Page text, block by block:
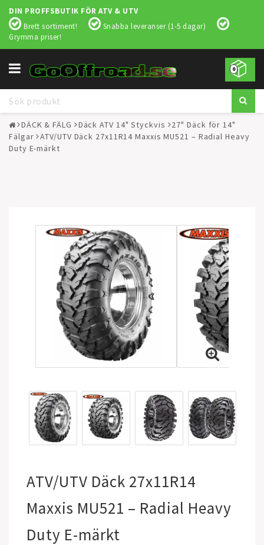
DIN PROFFSBUTIK FÖR ATV & UTV
Brett sortiment!
Snabba leveranser (1-5 dagar)
Grymma priser!
0
Toggle
navigation
DÄCK & FÄLG Däck ATV 14" Styckvis
27" Däck för 14"
Fälgar
ATV/UTV Däck 27x11R14 Maxxis MU521 – Radial Heavy
Duty E-märkt
ATV/UTV Däck 27x11R14
Maxxis MU521 – Radial Heavy
Duty E-märkt